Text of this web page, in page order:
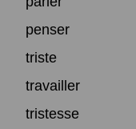
penser
triste
travailler
tristesse